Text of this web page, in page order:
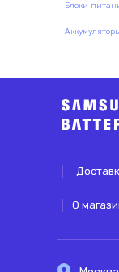
Блоки
О